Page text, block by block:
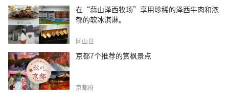
在“蒜山泽西牧场”享用珍稀的泽西牛肉和浓
郁的软冰淇淋。
冈山县
京都7个推荐的赏枫景点
京都府